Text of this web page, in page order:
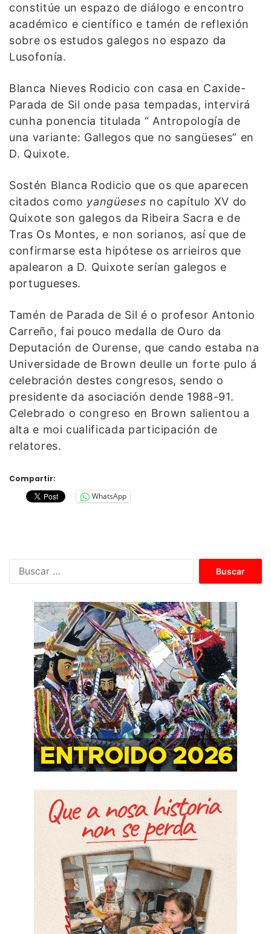
constitúe un espazo de diálogo e encontro
académico e científico e tamén de reflexión
sobre os estudos galegos no espazo da
Lusofonía.
Blanca Nieves Rodicio con casa en Caxide-
Parada de Sil onde pasa tempadas, intervirá
cunha ponencia titulada “ Antropología de
una variante: Gallegos que no sangüeses” en
D. Quixote.
Sostén Blanca Rodicio que os que aparecen
citados como yangüeses no capítulo XV do
Quixote son galegos da Ribeira Sacra e de
Tras Os Montes, e non sorianos, así que de
confirmarse esta hipótese os arrieiros que
apalearon a D. Quixote serían galegos e
portugueses.
Tamén de Parada de Sil é o profesor Antonio
Carreño, fai pouco medalla de Ouro da
Deputación de Ourense, que cando estaba na
Universidade de Brown deulle un forte pulo á
celebración destes congresos, sendo o
presidente da asociación dende 1988-91.
Celebrado o congreso en Brown salientou a
alta e moi cualificada participación de
relatores.
Compartir:
WhatsApp
c
a
r
: